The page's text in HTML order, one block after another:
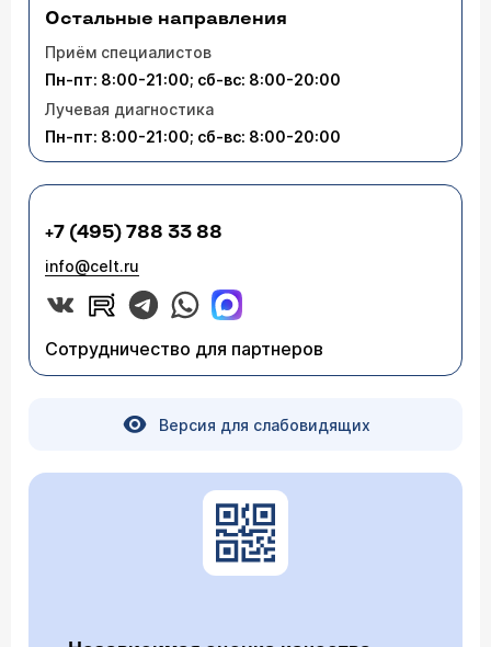
Остальные направления
Приём специалистов
Пн-пт: 8:00-21:00; сб-вс: 8:00-20:00
Лучевая диагностика
Пн-пт: 8:00-21:00; сб-вс: 8:00-20:00
+7 (495) 788 33 88
info@celt.ru
Сотрудничество для партнеров
Версия для слабовидящих